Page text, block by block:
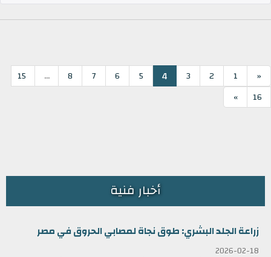
«
1
2
3
4
5
6
7
8
...
15
16
»
أخبار فنية
زراعة الجلد البشري: طوق نجاة لمصابي الحروق في مصر
2026-02-18